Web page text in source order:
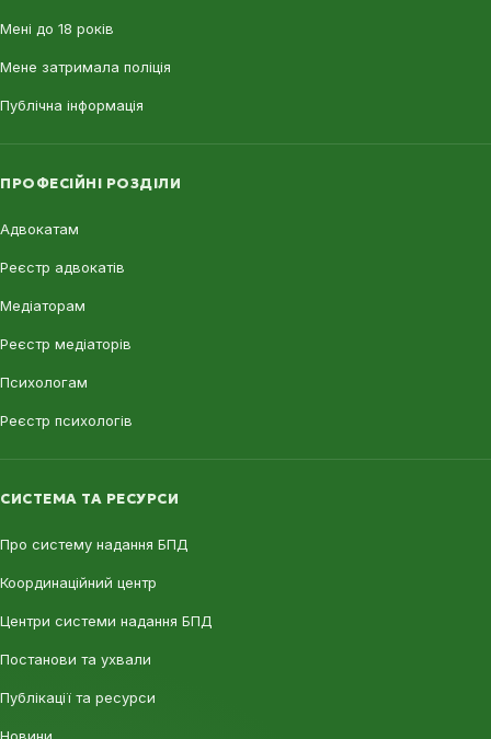
Мені до 18 років
Мене затримала поліція
Публічна інформація
ПРОФЕСІЙНІ РОЗДІЛИ
Адвокатам
Реєстр адвокатів
Медіаторам
Реєстр медіаторів
Психологам
Реєстр психологів
СИСТЕМА ТА РЕСУРСИ
Про систему надання БПД
Координаційний центр
Центри системи надання БПД
Постанови та ухвали
Публікації та ресурси